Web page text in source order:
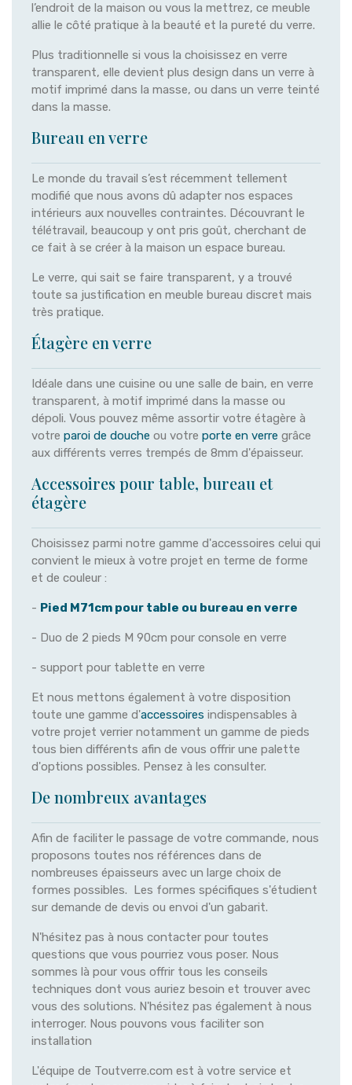
l’endroit de la maison ou vous la mettrez, ce meuble
allie le côté pratique à la beauté et la pureté du verre.
Plus traditionnelle si vous la choisissez en verre
transparent, elle devient plus design dans un verre à
motif imprimé dans la masse, ou dans un verre teinté
dans la masse.
Bureau en verre
Le monde du travail s’est récemment tellement
modifié que nous avons dû adapter nos espaces
intérieurs aux nouvelles contraintes. Découvrant le
télétravail, beaucoup y ont pris goût, cherchant de
ce fait à se créer à la maison un espace bureau.
Le verre, qui sait se faire transparent, y a trouvé
toute sa justification en meuble bureau discret mais
très pratique.
Étagère en verre
Idéale dans une cuisine ou une salle de bain, en verre
transparent, à motif imprimé dans la masse ou
dépoli. Vous pouvez même assortir votre étagère à
votre paroi de douche ou votre porte en verre grâce
aux différents verres trempés de 8mm d'épaisseur.
Accessoires pour table, bureau et
étagère
Choisissez parmi notre gamme d'accessoires celui qui
convient le mieux à votre projet en terme de forme
et de couleur :
- Pied M71cm pour table ou bureau en verre
- Duo de 2 pieds M 90cm pour console en verre
- support pour tablette en verre
Et nous mettons également à votre disposition
toute une gamme d'accessoires indispensables à
votre projet verrier notamment un gamme de pieds
tous bien différents afin de vous offrir une palette
d'options possibles. Pensez à les consulter.
De nombreux avantages
Afin de faciliter le passage de votre commande, nous
proposons toutes nos références dans de
nombreuses épaisseurs avec un large choix de
formes possibles. Les formes spécifiques s'étudient
sur demande de devis ou envoi d'un gabarit.
N'hésitez pas à nous contacter pour toutes
questions que vous pourriez vous poser. Nous
sommes là pour vous offrir tous les conseils
techniques dont vous auriez besoin et trouver avec
vous des solutions. N'hésitez pas également à nous
interroger. Nous pouvons vous faciliter son
installation
L'équipe de Toutverre.com est à votre service et